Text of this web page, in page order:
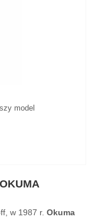
model
w 1987 r. Okuma